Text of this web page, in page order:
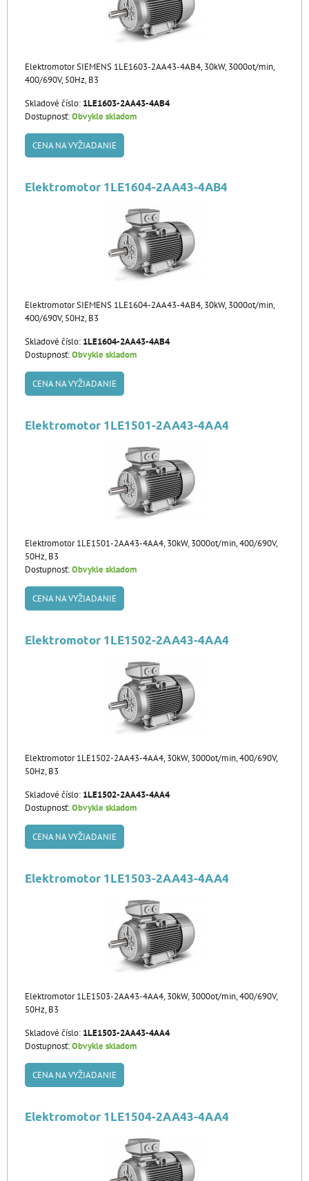
Elektromotor SIEMENS 1LE1603-2AA43-4AB4, 30kW, 3000ot/min,
400/690V, 50Hz, B3
Skladové číslo: 1LE1603-2AA43-4AB4
Dostupnosť:Obvykle skladom
CENA NA VYŽIADANIE
Elektromotor 1LE1604-2AA43-4AB4
Elektromotor SIEMENS 1LE1604-2AA43-4AB4, 30kW, 3000ot/min,
400/690V, 50Hz, B3
Skladové číslo: 1LE1604-2AA43-4AB4
Dostupnosť:Obvykle skladom
CENA NA VYŽIADANIE
Elektromotor 1LE1501-2AA43-4AA4
Elektromotor 1LE1501-2AA43-4AA4, 30kW, 3000ot/min, 400/690V,
50Hz, B3
Dostupnosť:Obvykle skladom
CENA NA VYŽIADANIE
Elektromotor 1LE1502-2AA43-4AA4
Elektromotor 1LE1502-2AA43-4AA4, 30kW, 3000ot/min, 400/690V,
50Hz, B3
Skladové číslo: 1LE1502-2AA43-4AA4
Dostupnosť:Obvykle skladom
CENA NA VYŽIADANIE
Elektromotor 1LE1503-2AA43-4AA4
Elektromotor 1LE1503-2AA43-4AA4, 30kW, 3000ot/min, 400/690V,
50Hz, B3
Skladové číslo: 1LE1503-2AA43-4AA4
Dostupnosť:Obvykle skladom
CENA NA VYŽIADANIE
Elektromotor 1LE1504-2AA43-4AA4